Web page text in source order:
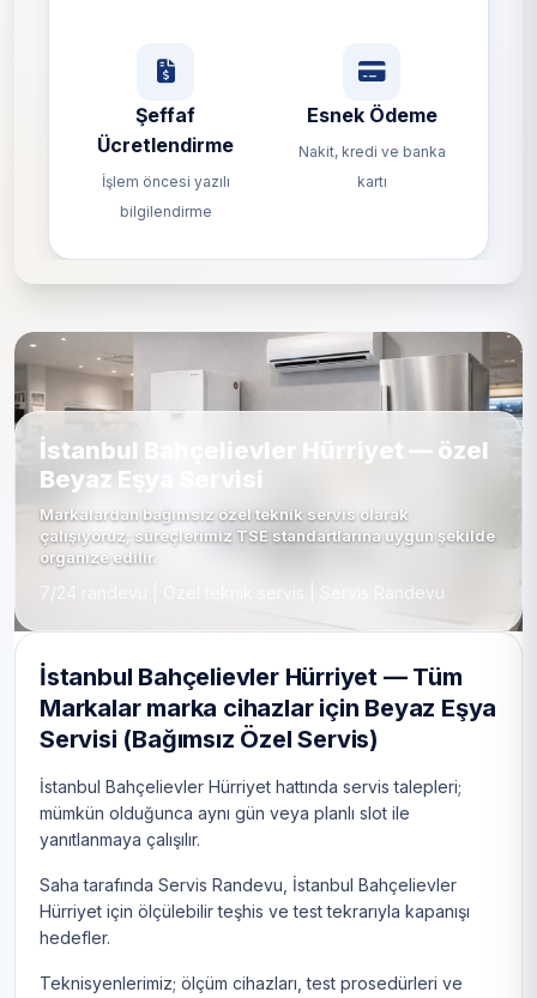
Şeffaf
Ücretlendirme
İşlem öncesi yazılı
bilgilendirme
Esnek Ödeme
Nakit, kredi ve banka
kartı
İstanbul Bahçelievler Hürriyet — özel
Beyaz Eşya Servisi
Markalardan bağımsız özel teknik servis olarak
çalışıyoruz; süreçlerimiz TSE standartlarına uygun şekilde
organize edilir.
7/24 randevu | Özel teknik servis | Servis Randevu
İstanbul Bahçelievler Hürriyet — Tüm
Markalar marka cihazlar için Beyaz Eşya
Servisi (Bağımsız Özel Servis)
İstanbul Bahçelievler Hürriyet hattında servis talepleri;
mümkün olduğunca aynı gün veya planlı slot ile
yanıtlanmaya çalışılır.
Saha tarafında Servis Randevu, İstanbul Bahçelievler
Hürriyet için ölçülebilir teşhis ve test tekrarıyla kapanışı
hedefler.
Teknisyenlerimiz; ölçüm cihazları, test prosedürleri ve